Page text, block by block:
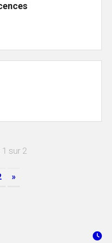
1 sur 2
»